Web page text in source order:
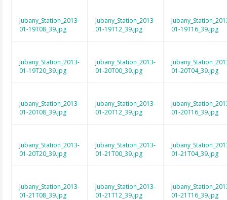
Jubany_Station_2013-
01-19T08_39.jpg
Jubany_Station_2013-
01-19T12_39.jpg
01-19T16_39.jpg
Jubany_Station_2013-
01-19T20_39.jpg
Jubany_Station_2013-
01-20T00_39.jpg
01-20T04_39.jpg
Jubany_Station_2013-
01-20T08_39.jpg
Jubany_Station_2013-
01-20T12_39.jpg
01-20T16_39.jpg
Jubany_Station_2013-
01-20T20_39.jpg
Jubany_Station_2013-
01-21T00_39.jpg
01-21T04_39.jpg
Jubany_Station_2013-
01-21T08_39.jpg
Jubany_Station_2013-
01-21T12_39.jpg
01-21T16_39.jpg